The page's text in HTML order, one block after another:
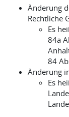
Änderung
Rechtliche
Es
84a
84
Änderung
Es